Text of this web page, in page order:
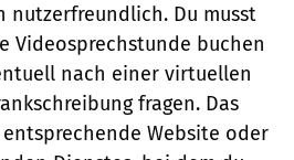
nutzerfreundlich. Du musst
Videosprechstunde buchen
nach einer virtuellen
fragen. Das
Website oder